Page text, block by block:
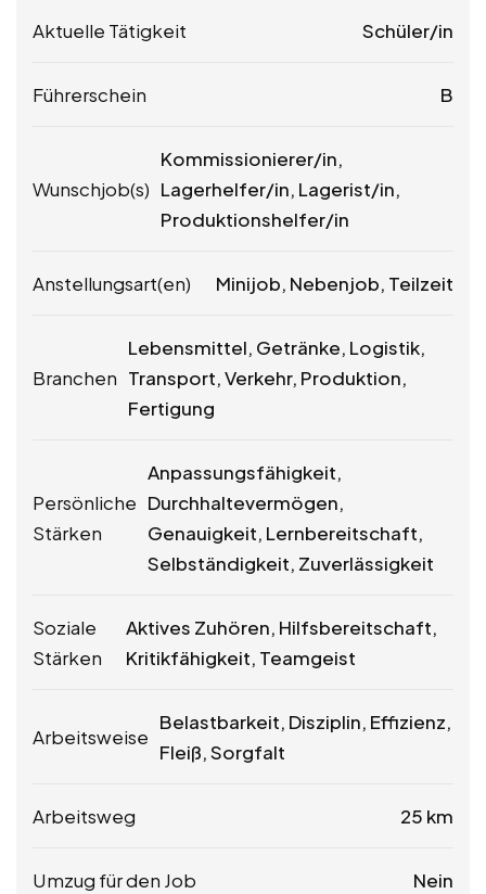
Aktuelle Tätigkeit Schüler/in
Führerschein B
Wunschjob(s)
Kommissionierer/in,
Lagerhelfer/in, Lagerist/in,
Produktionshelfer/in
Anstellungsart(en) Minijob, Nebenjob, Teilzeit
Branchen
Lebensmittel, Getränke, Logistik,
Transport, Verkehr, Produktion,
Fertigung
Persönliche
Stärken
Anpassungsfähigkeit,
Durchhaltevermögen,
Genauigkeit, Lernbereitschaft,
Selbständigkeit, Zuverlässigkeit
Soziale
Stärken
Aktives Zuhören, Hilfsbereitschaft,
Kritikfähigkeit, Teamgeist
Arbeitsweise
Belastbarkeit, Disziplin, Effizienz,
Fleiß, Sorgfalt
Arbeitsweg 25 km
Umzug für den Job Nein